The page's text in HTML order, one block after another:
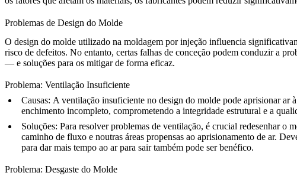
Problemas de Design do Molde
O design do molde utilizado na moldagem por injeção influencia
risco de defeitos. No entanto, certas falhas de conceção podem conduzir a
— e soluções para os mitigar de forma eficaz.
Problema: Ventilação Insuficiente
Causas: A ventilação insuficiente no design do molde pode aprisionar ar
enchimento incompleto, comprometendo a integridade estrutural e a
Soluções: Para resolver problemas de ventilação, é crucial redesenhar o
caminho de fluxo e noutras áreas propensas ao aprisionamento de ar.
para dar mais tempo ao ar para sair também pode ser benéfico.
Problema: Desgaste do Molde